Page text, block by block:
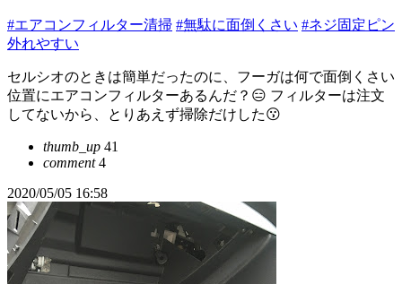
#エアコンフィルター清掃 #無駄に面倒くさい #ネジ固定ピン
外れやすい
セルシオのときは簡単だったのに、フーガは何で面倒くさい
位置にエアコンフィルターあるんだ？😑 フィルターは注文
してないから、とりあえず掃除だけした😗
thumb_up 41
comment4
2020/05/05 16:58